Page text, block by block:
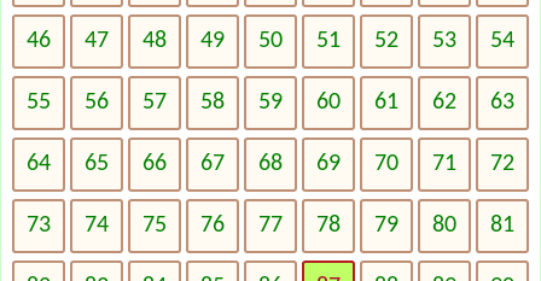
46 47 48 49 50 51 52 53 54
55 56 57 58 59 60 61 62 63
64 65 66 67 68 69 70 71 72
73 74 75 76 77 78 79 80 81